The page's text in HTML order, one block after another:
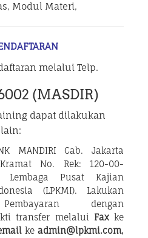
Modul Materi,
melalui Telp.
(MASDIR)
dapat dilakukan
MANDIRI Cab. Jakarta
No. Rek: 120-00-
Lembaga Pusat Kajian
(LPKMI). Lakukan
dengan
transfer melalui Faxke
ke admin@lpkmi.com,